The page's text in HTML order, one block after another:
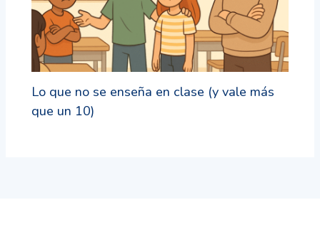
Lo que no se enseña en clase (y vale más
que un 10)